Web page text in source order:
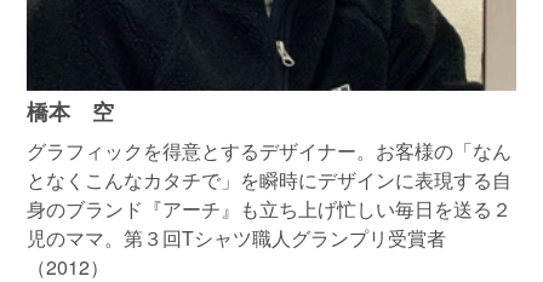
橋本 空
グラフィックを得意とするデザイナー。お客様の「なん
となくこんなカタチで」を瞬時にデザインに表現する自
身のブランド『アーチ』も立ち上げ忙しい毎日を送る２
児のママ。第３回Tシャツ職人グランプリ受賞者
（2012）